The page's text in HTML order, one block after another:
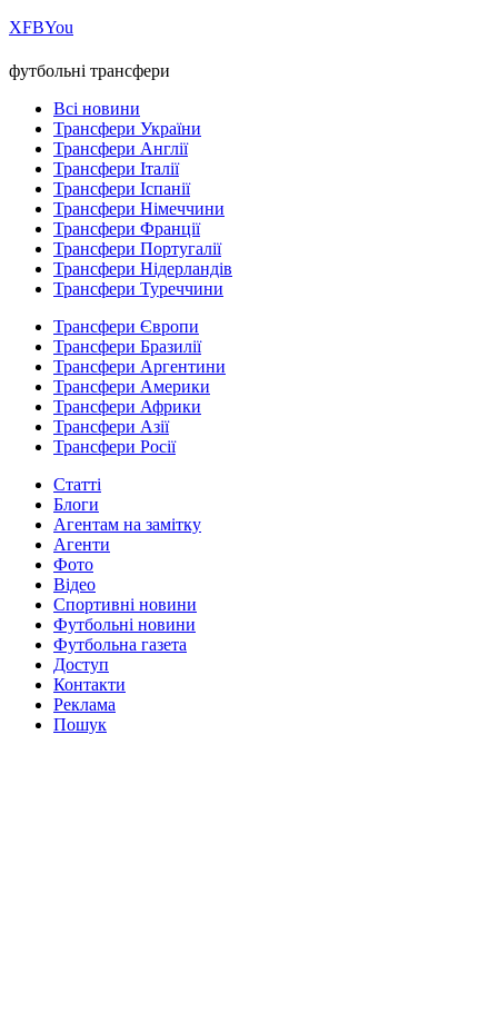
ХFBYou
футбольні трансфери
Всі новини
Трансфери України
Трансфери Англії
Трансфери Італії
Трансфери Іспанії
Трансфери Німеччини
Трансфери Франції
Трансфери Португалії
Трансфери Нідерландів
Трансфери Туреччини
Трансфери Європи
Трансфери Бразилії
Трансфери Аргентини
Трансфери Америки
Трансфери Африки
Трансфери Азії
Трансфери Росії
Статті
Блоги
Агентам на замітку
Агенти
Фото
Відео
Спортивні новини
Футбольні новини
Футбольна газета
Доступ
Контакти
Реклама
Пошук